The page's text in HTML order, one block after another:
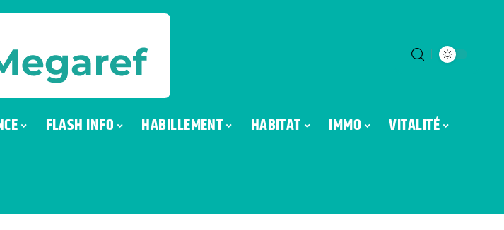
FLASH INFO HABILLEMENT HABITAT IMMO
VITALITÉ